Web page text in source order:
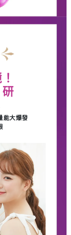
能大爆發